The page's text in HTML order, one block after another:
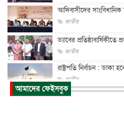
আদিবাসীদের
জাতীয়
ড্যাবের প্রতিষ্ঠাবার্ষিকীতে
জাতীয়
রাষ্ট্রপতি নির্বাচন :
জাতীয়
প্রধানমন্ত্রীর সঙ্গে
আমাদের ফেইসবুক